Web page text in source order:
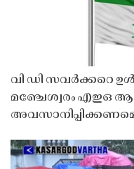
വി ഡി സവർക്കറെ
മഞ്ചേശ്വരം എഇഒ